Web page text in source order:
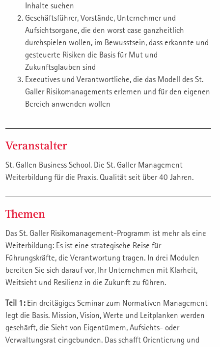
Inhalte suchen
Geschäftsführer, Vorstände, Unternehmer und
Aufsichtsorgane, die den worst case ganzheitlich
durchspielen wollen, im Bewusstsein, dass erkannte und
gesteuerte Risiken die Basis für Mut und
Zukunftsglauben sind
Executives und Verantwortliche, die das Modell des St.
Galler Risikomanagements erlernen und für den eigenen
Bereich anwenden wollen
Veranstalter
St. Gallen Business School. Die St. Galler Management
Weiterbildung für die Praxis. Qualität seit über 40 Jahren.
Themen
Das St. Galler Risikomanagement-Programm ist mehr als eine
Weiterbildung: Es ist eine strategische Reise für
Führungskräfte, die Verantwortung tragen. In drei Modulen
bereiten Sie sich darauf vor, Ihr Unternehmen mit Klarheit,
Weitsicht und Resilienz in die Zukunft zu führen.
Teil 1:Ein dreitägiges Seminar zum Normativen Management
legt die Basis. Mission, Vision, Werte und Leitplanken werden
geschärft, die Sicht von Eigentümern, Aufsichts- oder
Verwaltungsrat eingebunden. Das schafft Orientierung und